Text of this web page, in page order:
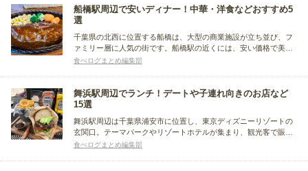
ました。
船橋駅周辺で安いディナー！中華・洋食などおすすめ5
選
千葉県の北西に位置する船橋は、大型の商業施設が立ち並び、フ
ァミリー層に人気の街です。船橋駅の近くには、安い価格で美味
しいディナーを堪能できるお店があります。そこで今回は、中華
食べログまとめ編集部
舞浜駅周辺でランチ！デートや子連れ向きのお店など
15選
舞浜駅周辺は千葉県浦安市に位置し、東京ディズニーリゾートの
玄関口。テーマパークやリゾートホテルが集まり、観光客で賑わ
うエリアです。近隣にはショッピング施設や飲食店も充実してお
食べログまとめ編集部